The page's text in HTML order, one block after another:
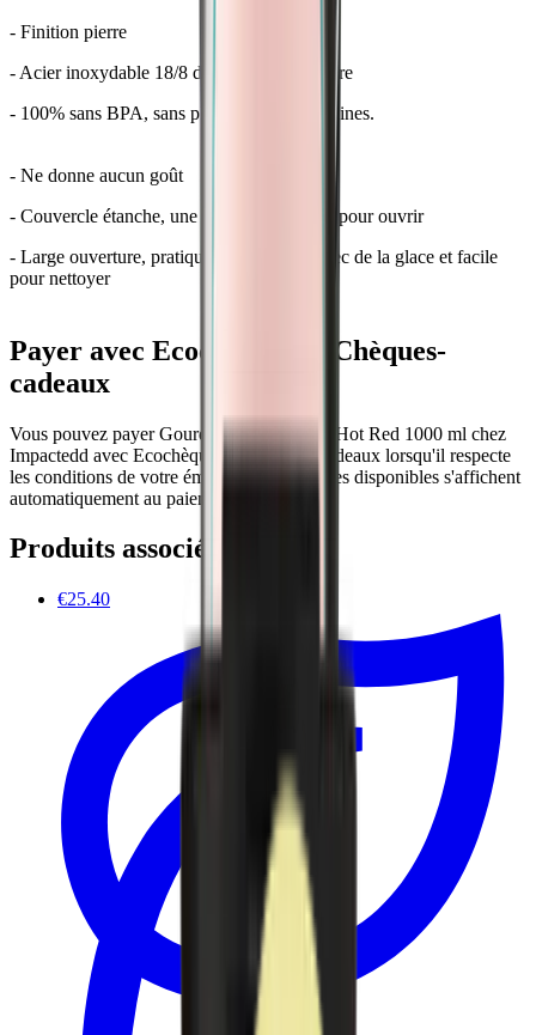
- Finition pierre
- Acier inoxydable 18/8 de qualité alimentaire
- 100% sans BPA, sans phtalates et sans toxines.
- Ne donne aucun goût
- Couvercle étanche, une torsion seulement pour ouvrir
- Large ouverture, pratique pour remplir avec de la glace et facile
pour nettoyer
Payer avec Ecochèques et Chèques-
cadeaux
Vous pouvez payer Gourde - Urban Bottle Hot Red 1000 ml chez
Impactedd avec Ecochèques et Chèques-cadeaux lorsqu'il respecte
les conditions de votre émetteur. Les chèques disponibles s'affichent
automatiquement au paiement.
Produits associés
€25.40